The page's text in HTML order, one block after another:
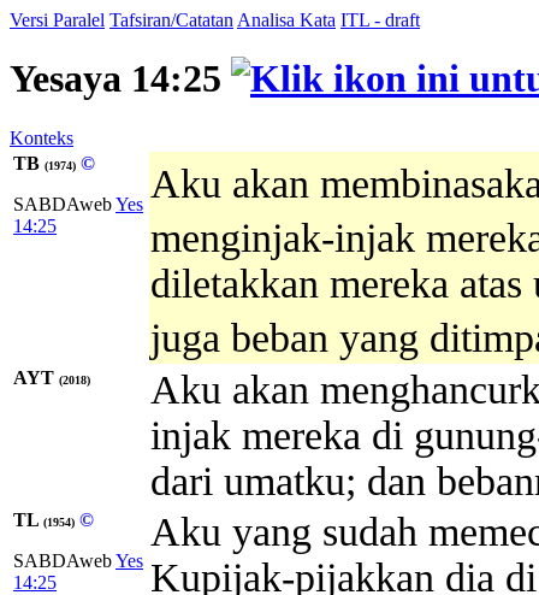
Versi Paralel Tafsiran/Catatan Analisa Kata ITL - draft
Yesaya 14:25
Konteks
TB (1974) ©
SABDAwebYes
14:25
Aku akan
menginjak-injak
diletakkan mereka
juga beban yang
AYT (2018)
Aku akan
injak mereka di
dari umatku; dan
TL (1954) ©
SABDAwebYes
14:25
Aku yang sudah
Kupijak-pijakkan dia